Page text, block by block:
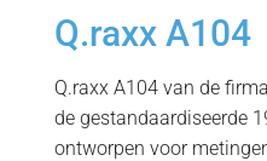
Q.raxx A104
Q.raxx A104 van de firma
de gestandaardiseerde
ontworpen voor